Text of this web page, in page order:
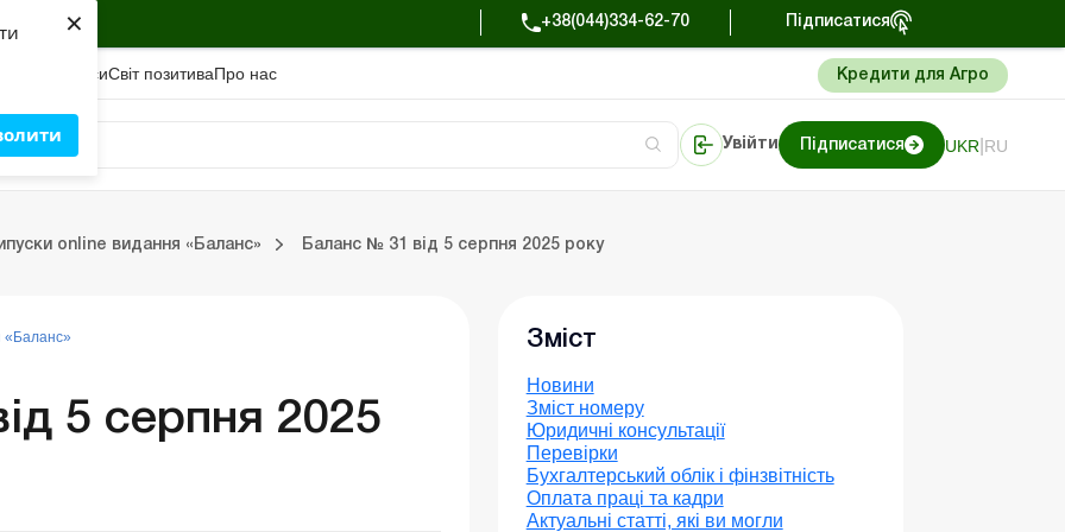
× +38(044)334-62-70 Підписатися
СервісиСвiт позитиваПро нас Кредити для Агро
Увійти Підписатися UKR RU
online видання «Баланс» Баланс № 31 від 5 серпня 2025 року
«Баланс»
5 серпня 2025
Зміст
Новини
Зміст номеру
Юридичні консультації
Перевірки
Бухгалтерський облік і фінзвітність
Оплата праці та кадри
Актуальні статті, які ви могли